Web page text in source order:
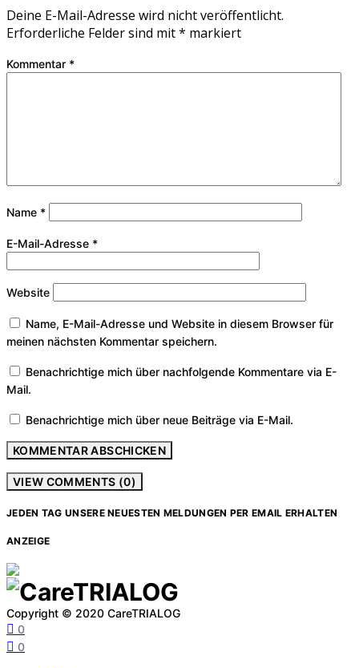
Deine E-Mail-Adresse wird nicht veröffentlicht.
Erforderliche Felder sind mit* markiert
Kommentar *
Name *
E-Mail-Adresse *
Website
Name, E-Mail-Adresse und Website in diesem Browser für
meinen nächsten Kommentar speichern.
Benachrichtige mich über nachfolgende Kommentare via E-
Mail.
Benachrichtige mich über neue Beiträge via E-Mail.
VIEW COMMENTS (0)
JEDEN TAG UNSERE NEUESTEN MELDUNGEN PER EMAIL ERHALTEN
ANZEIGE
Copyright © 2020 CareTRIALOG
0
0